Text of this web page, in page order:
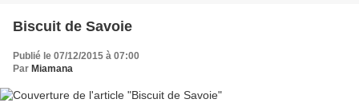
Biscuit de Savoie
Publié le 07/12/2015 à 07:00
Par Miamana